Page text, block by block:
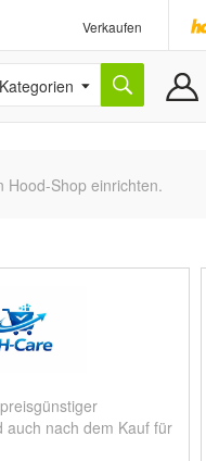
Verkaufen
Hood-Shop einrichten.
auch nach dem Kauf für